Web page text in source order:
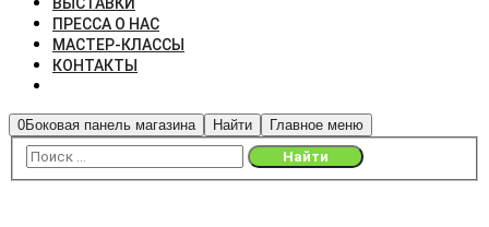
ПРЕССА О НАС
МАСТЕР-КЛАССЫ
КОНТАКТЫ
0Боковая панель магазина Найти Главное меню